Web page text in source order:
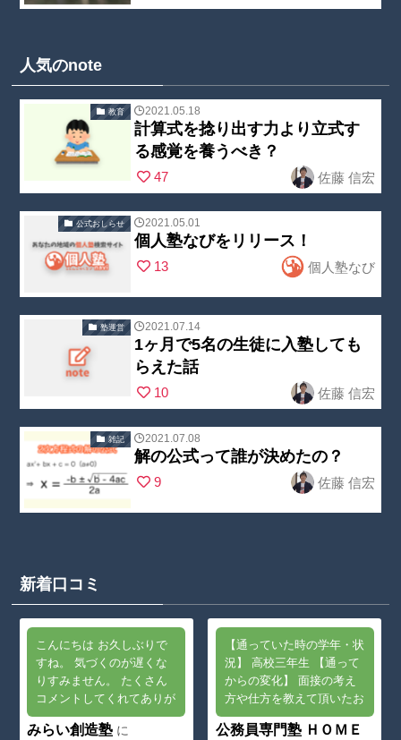
juku.com/publi
content/theme
s/swell_child/p
arts/post_list/
post_index.ph
on line23
array key
/home/nobuoc
reate2/kojin-
juku.com/publi
c_html/wp-
content/theme
post_index.ph
pon line23
人気のnote
Warning:
Undefined
"no_cat_tag" in
/home/nobuoc
reate2/kojin-
content/theme
s/swell_child/p
arts/post_list/
post_index.ph
pon line23
教育 2021.05.18
計算式を捻り出す力より立式す
る感覚を養うべき？
47 佐藤 信宏
Warning:
Undefined
array key
"no_cat_tag" in
/home/nobuoc
reate2/kojin-
content/theme
s/swell_child/p
arts/post_list/
post_index.ph
公式おしらせ 2021.05.01
個人塾なびをリリース！
13 個人塾なび
Warning:
Undefined
"no_cat_tag" in
/home/nobuoc
reate2/kojin-
juku.com/publi
s/swell_child/p
arts/post_list/
post_index.ph
on line23
塾運営 2021.07.14
1ヶ月で5名の生徒に入塾しても
らえた話
10 佐藤 信宏
Warning:
Undefined
array key
reate2/kojin-
c_html/wp-
content/theme
s/swell_child/p
arts/post_list/
post_index.ph
雑記 2021.07.08
解の公式って誰が決めたの？
9 佐藤 信宏
新着口コミ
こんにちは お久しぶりで
すね。 気づくのが遅くな
りすみません。 たくさん
コメントしてくれてありが
とうございます。 今でも
とてつもなくがんばってい
みらい創造塾 に
【通っていた時の学年・状
況】 高校三年生 【通って
からの変化】 面接の考え
方や仕方を教えて頂いたお
かげで180度考え方が変わ
った 【どんな生徒におす
公務員専門塾 ＨＯＭＥ